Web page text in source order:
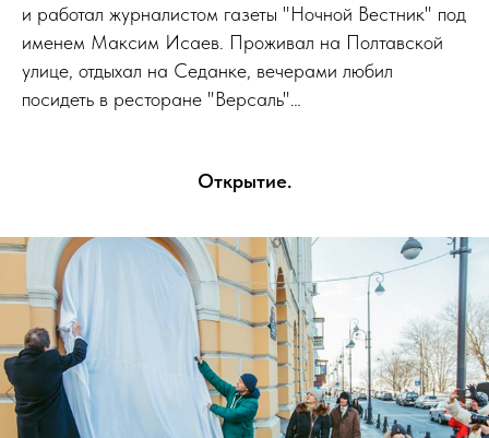
и работал журналистом газеты "Ночной Вестник" под
именем Максим Исаев. Проживал на Полтавской
улице, отдыхал на Седанке, вечерами любил
посидеть в ресторане "Версаль"…
Открытие.